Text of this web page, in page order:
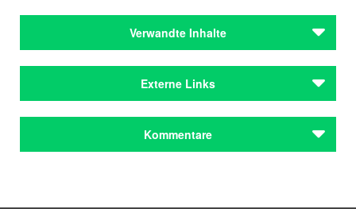
Verwandte Inhalte
Der US-amerikanische Autor Percival Everett
spricht im Münchner Literaturhaus über sein
Schaffen / Redaktion
Hörbahn on Stage (11): Lesung und Interview
mit Thomas O. Höllmann / Literatur Radio
Externe Links
Eintrag bei Autorinnen und Autoren in Baden-
Kommentare